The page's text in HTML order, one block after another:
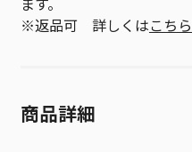
※返品可 詳しくはこちら
商品詳細